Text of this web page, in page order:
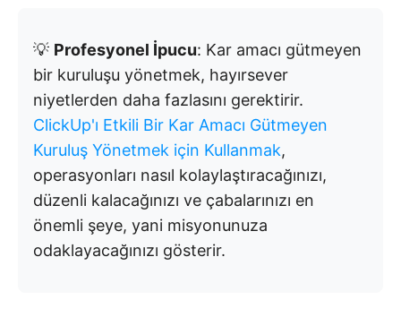
💡 Profesyonel İpucu: Kar amacı gütmeyen
bir kuruluşu yönetmek, hayırsever
niyetlerden daha fazlasını gerektirir.
ClickUp'ı Etkili Bir Kar Amacı Gütmeyen
Kuruluş Yönetmek için Kullanmak,
operasyonları nasıl kolaylaştıracağınızı,
düzenli kalacağınızı ve çabalarınızı en
önemli şeye, yani misyonunuza
odaklayacağınızı gösterir.